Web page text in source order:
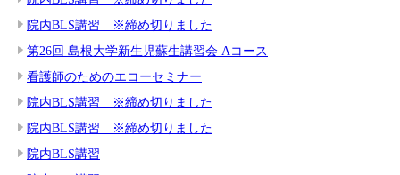
院内BLS講習 ※締め切りました
第26回 島根大学新生児蘇生講習会 Aコース
看護師のためのエコーセミナー
院内BLS講習 ※締め切りました
院内BLS講習 ※締め切りました
院内BLS講習